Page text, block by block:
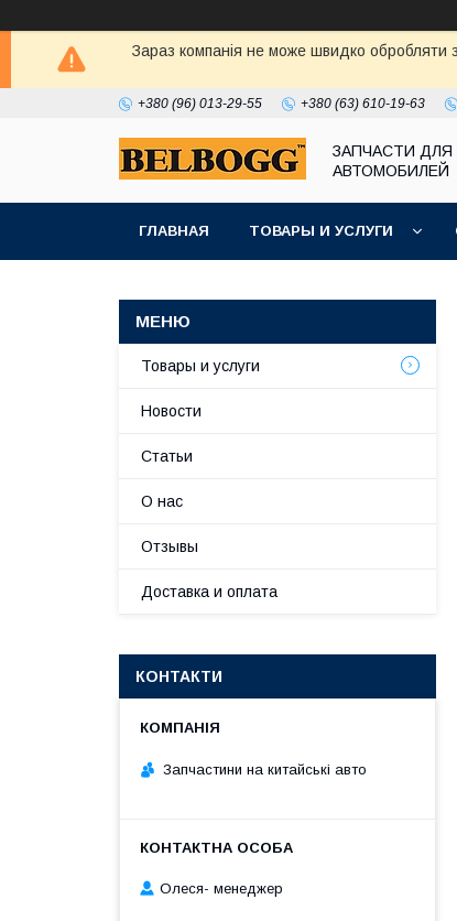
Зараз компанія не може швидко обробляти
+380 (96) 013-29-55 +380 (63) 610-19-63
ЗАПЧАСТИ ДЛЯ
АВТОМОБИЛЕЙ
ГЛАВНАЯ ТОВАРЫ И УСЛУГИ
Товары и услуги
Новости
Статьи
О нас
Отзывы
Доставка и оплата
КОНТАКТИ
Запчастини на китайські авто
Олеся- менеджер